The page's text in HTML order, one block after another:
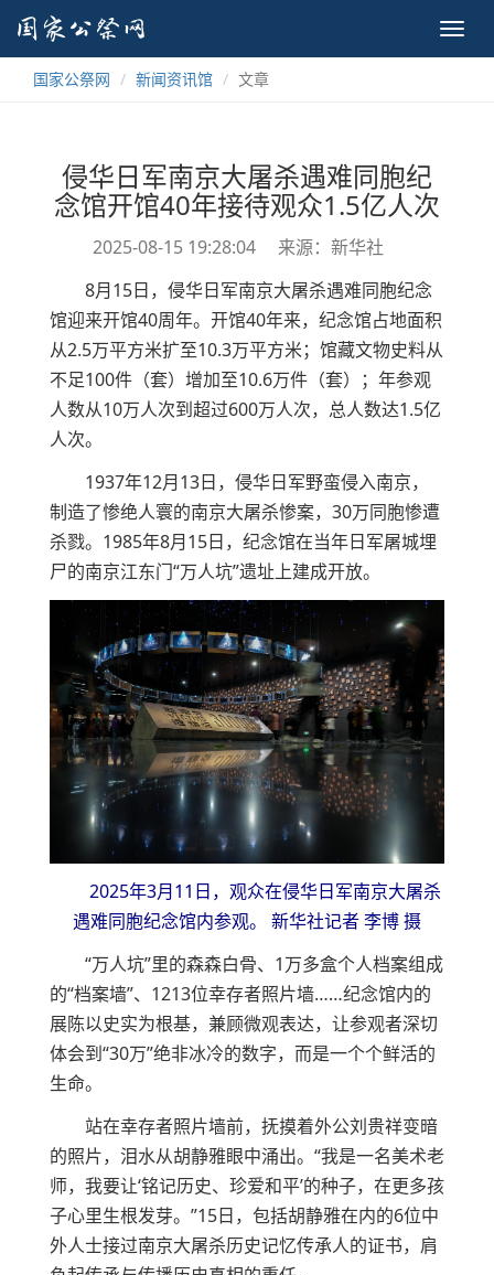
国家公祭网
新闻资讯馆 文章
侵华日军南京大屠杀遇难同胞纪
念馆开馆40年接待观众1.5亿人次
2025-08-15 19:28:04
来源：新华社
8月15日，侵华日军南京大屠杀遇难同胞纪念
馆迎来开馆40周年。开馆40年来，纪念馆占地面积
从2.5万平方米扩至10.3万平方米；馆藏文物史料从
不足100件（套）增加至10.6万件（套）；年参观
人数从10万人次到超过600万人次，总人数达1.5亿
人次。
1937年12月13日，侵华日军野蛮侵入南京，
制造了惨绝人寰的南京大屠杀惨案，30万同胞惨遭
杀戮。1985年8月15日，纪念馆在当年日军屠城埋
尸的南京江东门“万人坑”遗址上建成开放。
2025年3月11日，观众在侵华日军南京大屠杀
遇难同胞纪念馆内参观。 新华社记者 李博 摄
“万人坑”里的森森白骨、1万多盒个人档案组成
的“档案墙”、1213位幸存者照片墙……纪念馆内的
展陈以史实为根基，兼顾微观表达，让参观者深切
体会到“30万”绝非冰冷的数字，而是一个个鲜活的
生命。
站在幸存者照片墙前，抚摸着外公刘贵祥变暗
的照片，泪水从胡静雅眼中涌出。“我是一名美术老
师，我要让‘铭记历史、珍爱和平’的种子，在更多孩
子心里生根发芽。”15日，包括胡静雅在内的6位中
外人士接过南京大屠杀历史记忆传承人的证书，肩